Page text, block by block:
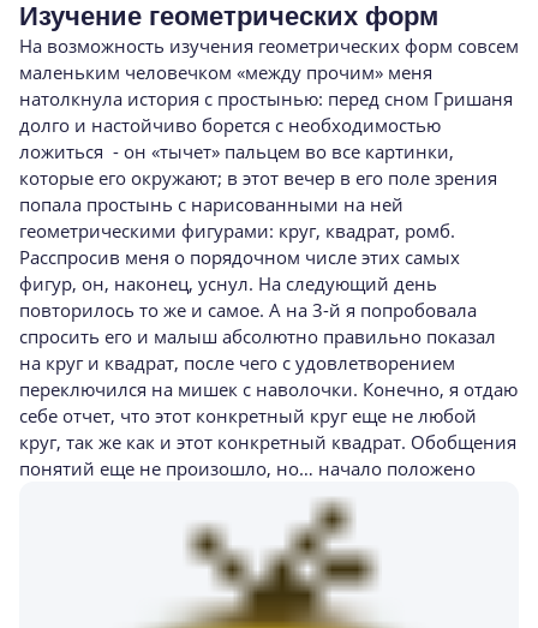
Изучение геометрических форм
На возможность изучения геометрических форм совсем
маленьким человечком «между прочим» меня
натолкнула история с простынью: перед сном Гришаня
долго и настойчиво борется с необходимостью
ложиться - он «тычет» пальцем во все картинки,
которые его окружают; в этот вечер в его поле зрения
попала простынь с нарисованными на ней
геометрическими фигурами: круг, квадрат, ромб.
Расспросив меня о порядочном числе этих самых
фигур, он, наконец, уснул. На следующий день
повторилось то же и самое. А на 3-й я попробовала
спросить его и малыш абсолютно правильно показал
на круг и квадрат, после чего с удовлетворением
переключился на мишек с наволочки. Конечно, я отдаю
себе отчет, что этот конкретный круг еще не любой
круг, так же как и этот конкретный квадрат. Обобщения
понятий еще не произошло, но… начало положено